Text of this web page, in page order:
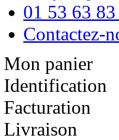
01 53 63
Contactez-
Mon panier
Identification
Facturation
Livraison